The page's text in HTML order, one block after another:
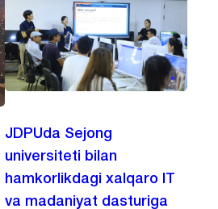
JDPUda Sejong
universiteti bilan
hamkorlikdagi xalqaro IT
va madaniyat dasturiga